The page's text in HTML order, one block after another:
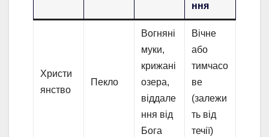
ння
Христи
янство
Пекло
Вогняні
муки,
крижані
озера,
віддале
ння від
Бога
Вічне
або
тимчасо
ве
(залежи
ть від
течії)